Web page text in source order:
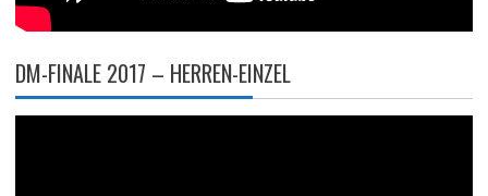
DM-FINALE 2017 – HERREN-EINZEL